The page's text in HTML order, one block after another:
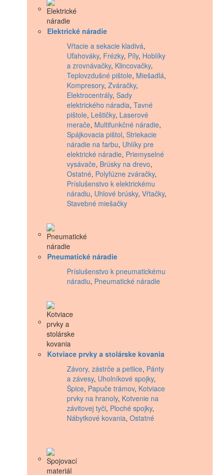
Elektrické náradie
Vŕtacie a sekacie kladivá,
Uťahováky, Frézky, Píly, Hoblíky
a zrovnávačky, Klincovačky,
Teplovzdušné pištole, Miešadlá,
Kompresory, Zváračky,
Elektrocentrály, Sady
elektrického náradia, Tavné
pištole, Leštičky, Laserové
merače, Multifunkčné náradie,
Spájkovacia pištol, Striekacie
náradie na farbu, Uhlíky pre
elektrické náradie, Priemyselné
vysávače, Brúsky na drevo,
Ostatné, Polyfúzne zváračky,
Príslušenstvo k elektrickému
náradiu, Uhlové brúsky, Vŕtačky,
Stavebné miešačky
Pneumatické náradie
Príslušenstvo k pneumatickému
náradiu, Pneumatické náradie
Kotviace prvky a stolárske kovania
Závory, zástrče a petlice, Pánty
a závesy, Uholníkové spojky,
Špice, Papuče trámov, Kotviace
prvky na hranoly, Kotvenie na
závitovej tyči, Ploché spojky,
Nábytkové kovania, Ostatné